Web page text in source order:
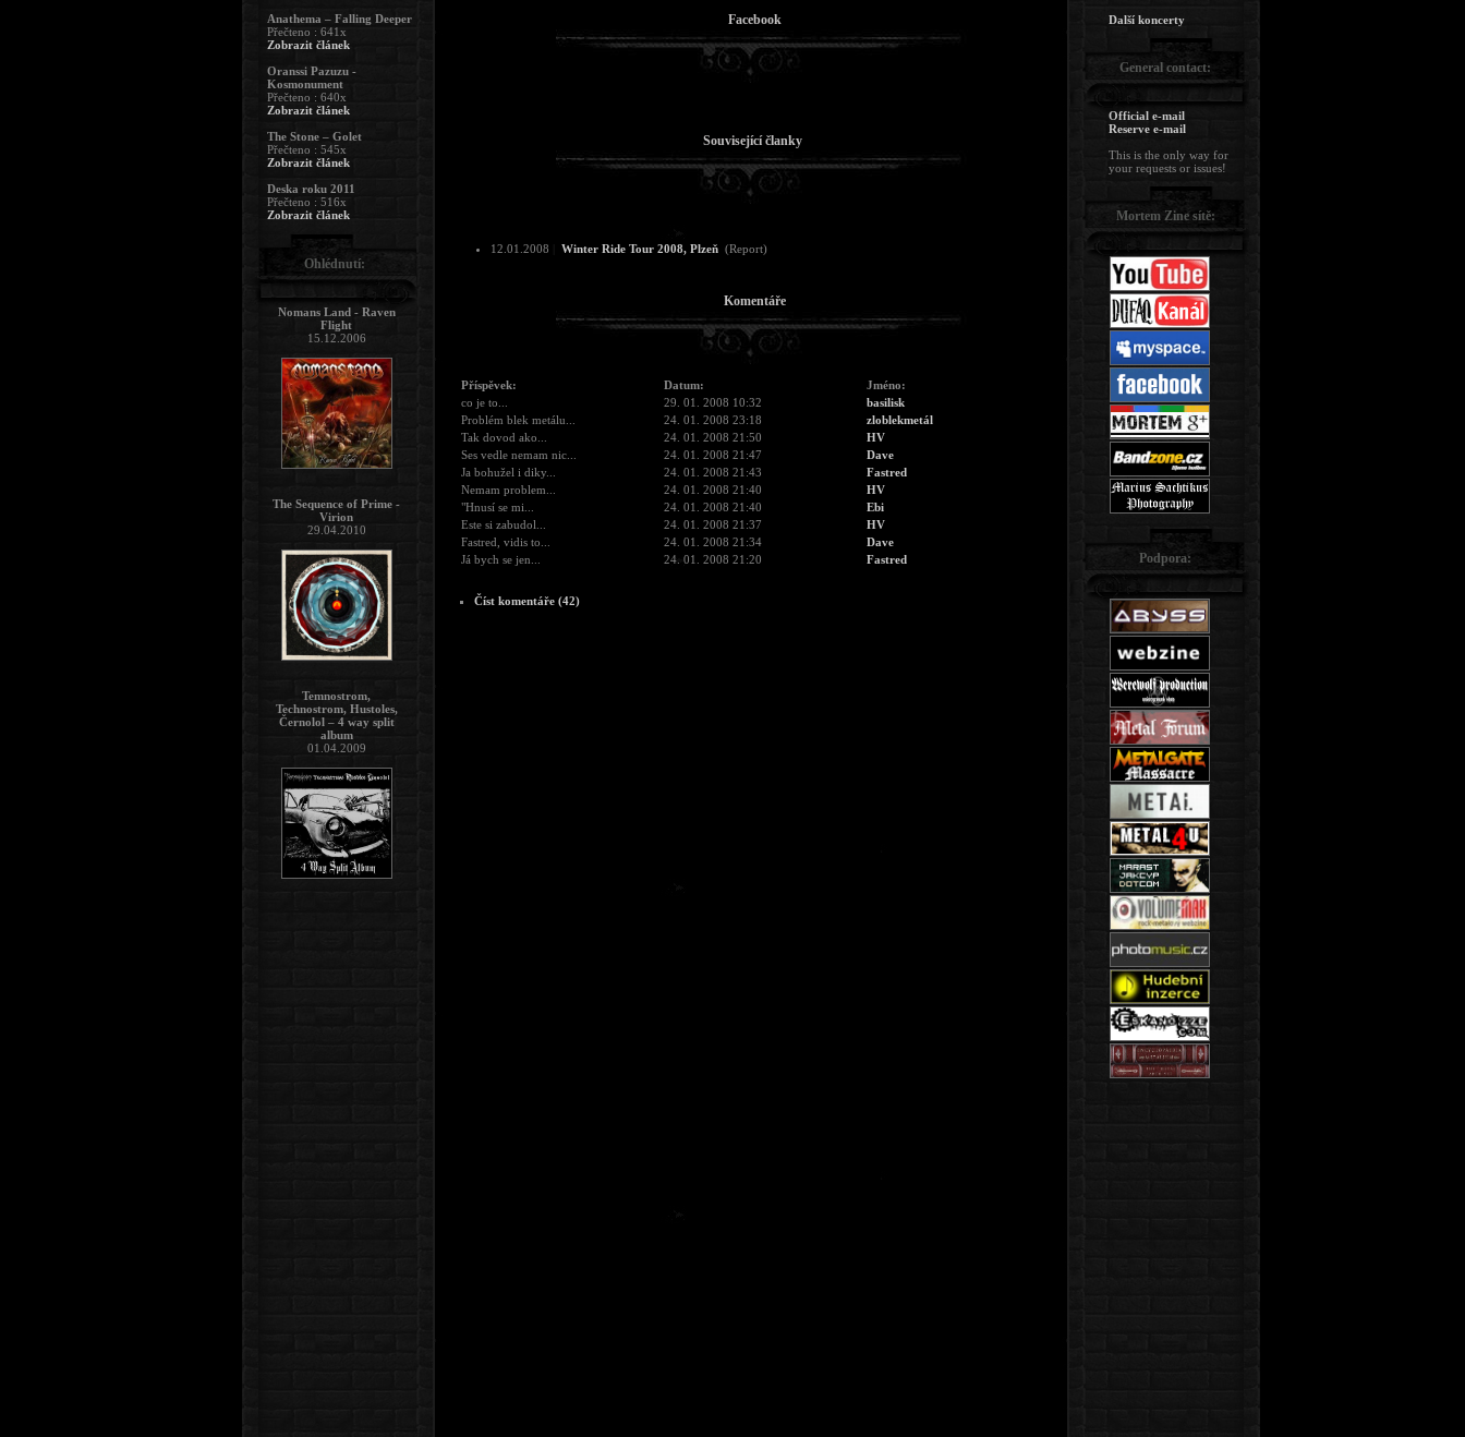
Facebook
Související članky
12.01.2008 Winter Ride Tour 2008, Plzeň (Report)
Komentáře
Příspěvek: Datum:
Jméno:
co je to...
29. 01. 2008 10:32
basilisk
Problém blek metálu...
24. 01. 2008 23:18
zloblekmetál
Tak dovod ako...
24. 01. 2008 21:50
HV
Ses vedle nemam nic...
24. 01. 2008 21:47
Dave
Ja bohužel i diky...
24. 01. 2008 21:43
Fastred
Nemam problem...
24. 01. 2008 21:40
HV
"Hnusí se mi...
24. 01. 2008 21:40
Ebi
Este si zabudol...
24. 01. 2008 21:37
HV
Fastred, vidis to...
24. 01. 2008 21:34
Dave
Já bych se jen...
24. 01. 2008 21:20 Fastred
Číst komentáře (42)
Anathema – Falling Deeper
Přečteno : 641x
Zobrazit článek
Oranssi Pazuzu -
Kosmonument
Přečteno : 640x
Zobrazit článek
The Stone – Golet
Přečteno : 545x
Zobrazit článek
Deska roku 2011
Přečteno : 516x
Zobrazit článek
Ohlédnutí:
Nomans Land - Raven
Flight
15.12.2006
The Sequence of Prime -
Virion
29.04.2010
Temnostrom,
Technostrom, Hustoles,
Černolol – 4 way split
album
01.04.2009
Další koncerty
General contact:
Official e-mail
Reserve e-mail
This is the only way for
your requests or issues!
Mortem Zine sítě:
Podpora: